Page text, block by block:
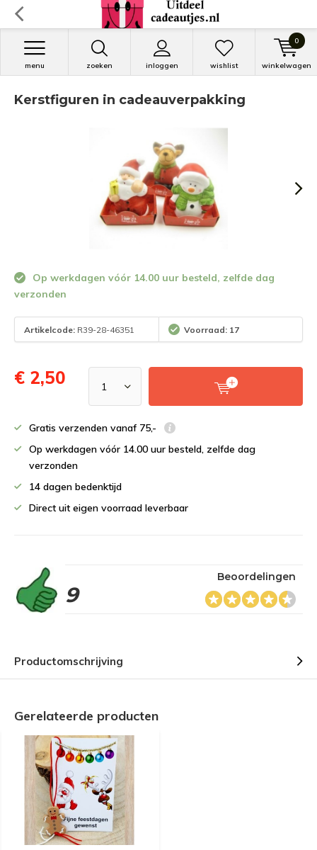
zoeken inloggen
menu wishlist winkelwagen
0
Kerstfiguren in cadeauverpakking
Op werkdagen vóór 14.00 uur besteld, zelfde dag
verzonden
Artikelcode: R39-28-46351 Voorraad: 17
€ 2,50
Gratis verzenden vanaf 75,-
Op werkdagen vóór 14.00 uur besteld, zelfde dag
verzonden
14 dagen bedenktijd
Direct uit eigen voorraad leverbaar
9
Beoordelingen
Productomschrijving
Gerelateerde producten